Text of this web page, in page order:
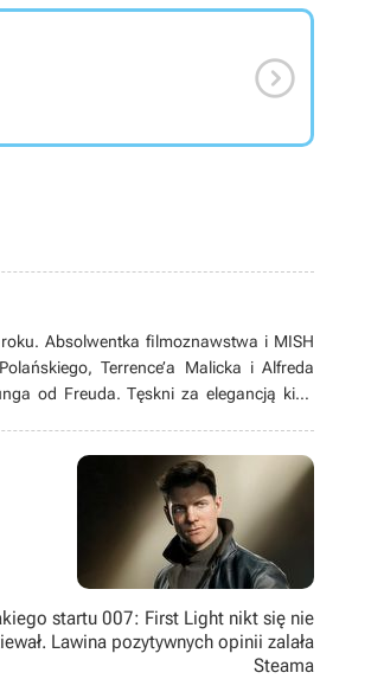

Absolwentka filmoznawstwa i MISH
Terrence’a Malicka i Alfreda
od Freuda. Tęskni za elegancją kina
startu 007: First Light nikt się nie
Lawina pozytywnych opinii zalała
Steama